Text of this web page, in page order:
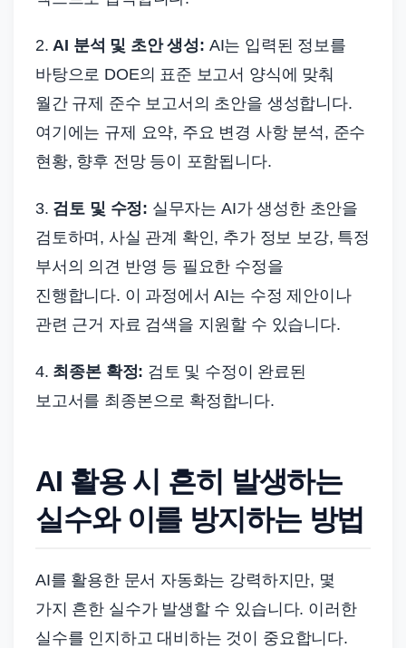
2.AI 분석 및 초안 생성: AI는 입력된 정보를
바탕으로 DOE의 표준 보고서 양식에 맞춰
월간 규제 준수 보고서의 초안을 생성합니다.
여기에는 규제 요약, 주요 변경 사항 분석, 준수
현황, 향후 전망 등이 포함됩니다.
3. 검토 및 수정: 실무자는 AI가 생성한 초안을
검토하며, 사실 관계 확인, 추가 정보 보강, 특정
부서의 의견 반영 등 필요한 수정을
진행합니다. 이 과정에서 AI는 수정 제안이나
관련 근거 자료 검색을 지원할 수 있습니다.
4. 최종본 확정: 검토 및 수정이 완료된
보고서를 최종본으로 확정합니다.
AI 활용 시 흔히 발생하는
실수와 이를 방지하는 방법
AI를 활용한 문서 자동화는 강력하지만, 몇
가지 흔한 실수가 발생할 수 있습니다. 이러한
실수를 인지하고 대비하는 것이 중요합니다.